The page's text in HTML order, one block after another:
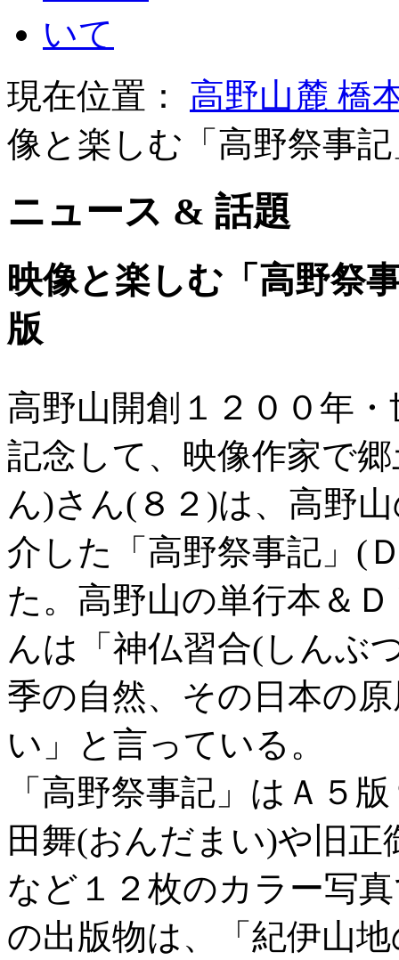
現在位置： 高野山麓 橋
像と楽しむ「高野祭事
ニュース & 話題
映像と楽しむ「高野祭
版
高野山開創１２００年
記念して、映像作家で
ん)さん(８２)は、高野
介した「高野祭事記」(
た。高野山の単行本＆
んは「神仏習合(しんぶ
季の自然、その日本の
い」と言っている。
「高野祭事記」はＡ５
田舞(おんだまい)や旧
など１２枚のカラー写
の出版物は、「紀伊山